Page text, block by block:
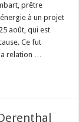
prêtre
à un projet
août, qui est
Ce fut
la relation …